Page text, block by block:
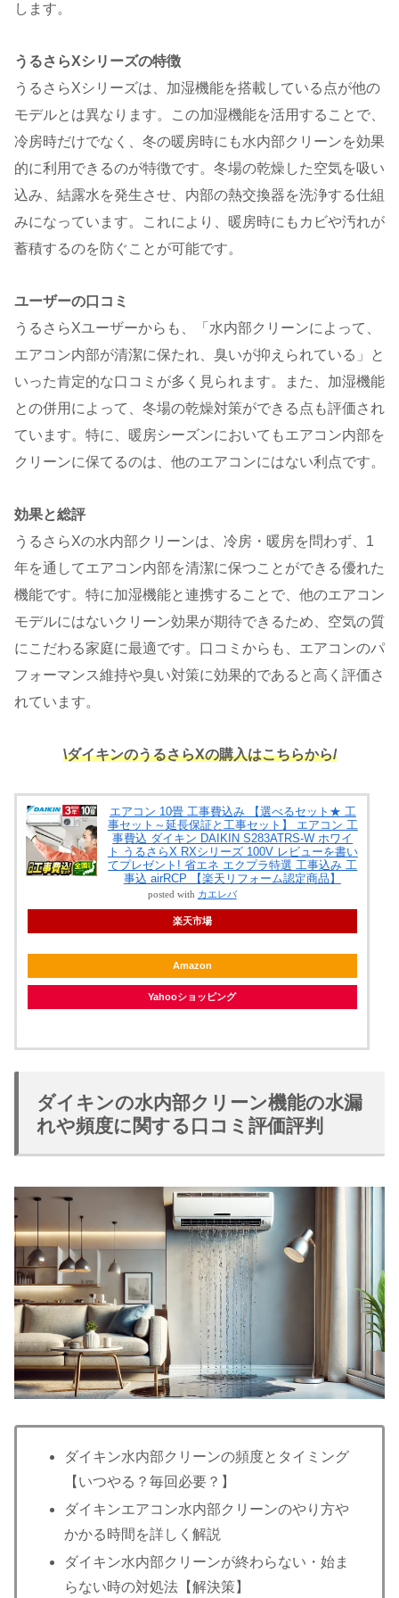
します。
うるさらXシリーズの特徴
うるさらXシリーズは、加湿機能を搭載している点が他の
モデルとは異なります。この加湿機能を活用することで、
冷房時だけでなく、冬の暖房時にも水内部クリーンを効果
的に利用できるのが特徴です​。冬場の乾燥した空気を吸い
込み、結露水を発生させ、内部の熱交換器を洗浄する仕組
みになっています。これにより、暖房時にもカビや汚れが
蓄積するのを防ぐことが可能です​。
ユーザーの口コミ
うるさらXユーザーからも、「水内部クリーンによって、
エアコン内部が清潔に保たれ、臭いが抑えられている」と
いった肯定的な口コミが多く見られます。また、加湿機能
との併用によって、冬場の乾燥対策ができる点も評価され
ています​。特に、暖房シーズンにおいてもエアコン内部を
クリーンに保てるのは、他のエアコンにはない利点です。
効果と総評
うるさらXの水内部クリーンは、冷房・暖房を問わず、1
年を通してエアコン内部を清潔に保つことができる優れた
機能です。特に加湿機能と連携することで、他のエアコン
モデルにはないクリーン効果が期待できるため、空気の質
にこだわる家庭に最適です。口コミからも、エアコンのパ
フォーマンス維持や臭い対策に効果的であると高く評価さ
れています​​。
\ダイキンのうるさらXの購入はこちらから/
エアコン 10畳 工事費込み 【選べるセット★ 工
事セット～延長保証と工事セット】 エアコン 工
事費込 ダイキン DAIKIN S283ATRS-W ホワイ
ト うるさらX RXシリーズ 100V レビューを書い
てプレゼント! 省エネ エクプラ特選 工事込み 工
事込 airRCP 【楽天リフォーム認定商品】
posted with カエレバ
楽天市場
Amazon
Yahooショッピング
ダイキンの水内部クリーン機能の水漏
れや頻度に関する口コミ評価評判
ダイキン水内部クリーンの頻度とタイミング
【いつやる？毎回必要？】
ダイキンエアコン水内部クリーンのやり方や
かかる時間を詳しく解説
ダイキン水内部クリーンが終わらない・始ま
らない時の対処法【解決策】